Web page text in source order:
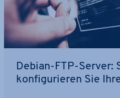
Debian-FTP-Server:
kon­fi­gu­rie­ren Sie